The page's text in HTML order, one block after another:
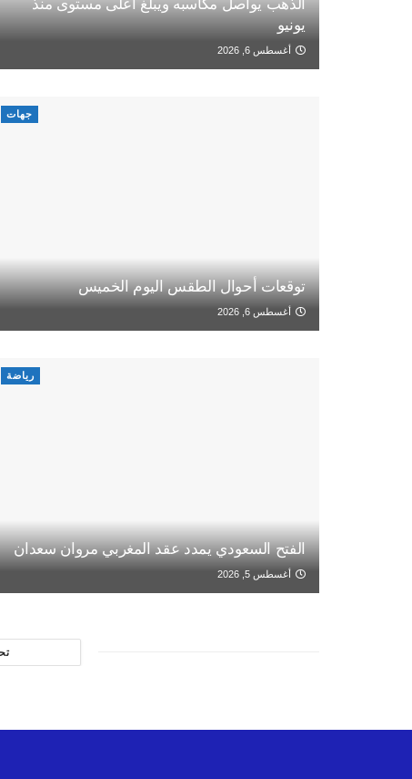
الذهب يواصل مكاسبه ويبلغ أعلى مستوى منذ
يونيو
أغسطس 6, 2026
جهات
توقعات أحوال الطقس اليوم الخميس
أغسطس 6, 2026
رياضة
الفتح السعودي يمدد عقد المغربي مروان سعدان
أغسطس 5, 2026